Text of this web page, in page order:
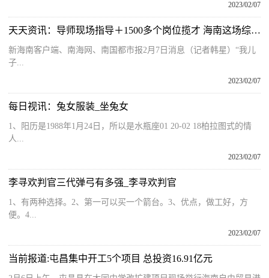
2023/02/07
天天资讯：导师现场指导＋1500多个岗位揽才 海南这场综合招聘会成功举办
新海南客户端、南海网、南国都市报2月7日消息（记者韩星）“我儿
子...
2023/02/07
每日视讯：兔女服装_坐兔女
1、阳历是1988年1月24日，所以是水瓶座01 20-02 18柏拉图式的情
人...
2023/02/07
李寻欢判官三代弹弓有多强_李寻欢判官
1、有两种选择。2、第一可以买一个箭台。3、优点，做工好，方
便。4...
2023/02/07
当前报道:屯昌集中开工5个项目 总投资16.91亿元